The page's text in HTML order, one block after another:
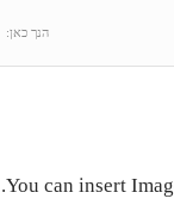
הנך כאן:
You can insert